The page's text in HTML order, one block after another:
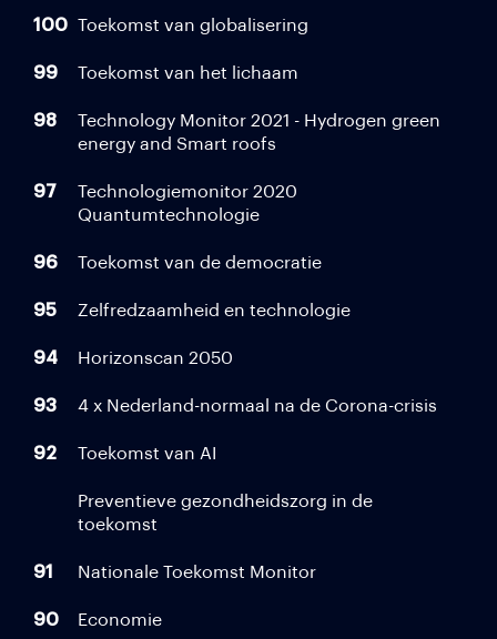
100 Toekomst van globalisering
99 Toekomst van het lichaam
98
Technology Monitor 2021 - Hydrogen green
energy and Smart roofs
97
Technologiemonitor 2020
Quantumtechnologie
96 Toekomst van de democratie
95 Zelfredzaamheid en technologie
94 Horizonscan 2050
93 4 x Nederland-normaal na de Corona-crisis
92 Toekomst van AI
Preventieve gezondheidszorg in de
toekomst
91 Nationale Toekomst Monitor
90 Economie